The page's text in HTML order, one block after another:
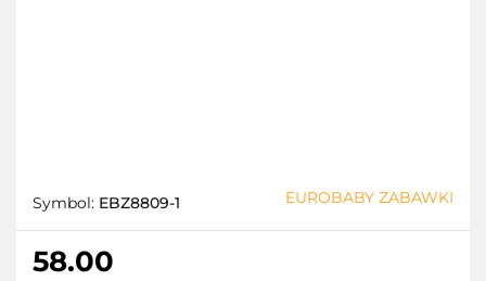
Symbol: EBZ8809-1 EUROBABY ZABAWKI
58.00